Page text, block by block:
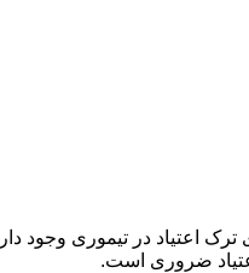
اعتیاد در تیموری وجود
ضروری است.